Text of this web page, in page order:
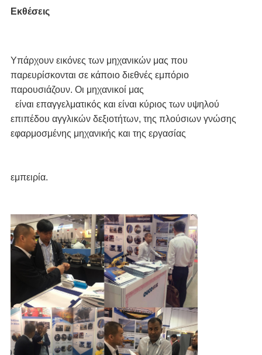
Εκθέσεις
Υπάρχουν εικόνες των μηχανικών μας που
παρευρίσκονται σε κάποιο διεθνές εμπόριο
παρουσιάζουν. Οι μηχανικοί μας
είναι επαγγελματικός και είναι κύριος των υψηλού
επιπέδου αγγλικών δεξιοτήτων, της πλούσιων γνώσης
εφαρμοσμένης μηχανικής και της εργασίας
εμπειρία.